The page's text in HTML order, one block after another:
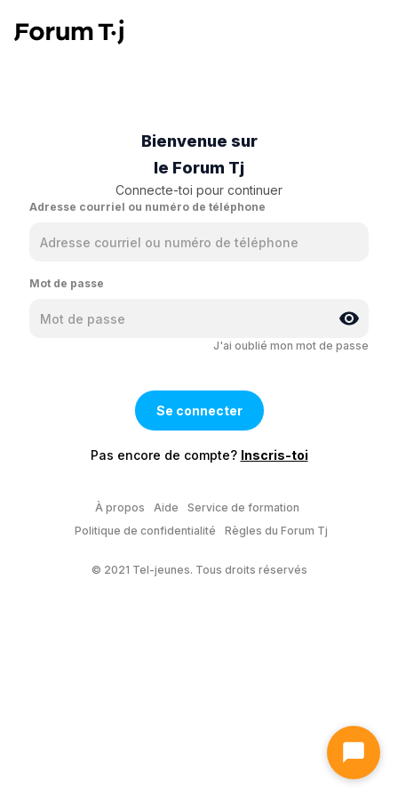
Bienvenue sur
le Forum Tj
Connecte-toi pour continuer
Adresse courriel ou numéro de téléphone
Mot de passe
J'ai oublié mon mot de passe
Pas encore de compte? Inscris-toi
À propos Aide
Service de formation
Politique de confidentialité
Règles du Forum Tj
© 2021 Tel-jeunes. Tous droits réservés